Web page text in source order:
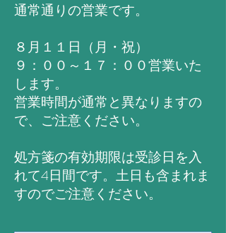
通常通りの営業です。
８月１１日（月・祝）
９：００～１７：００営業いた
します。
営業時間が通常と異なりますの
で、ご注意ください。
​処方箋の有効期限は受診日を入
れて4日間です。土日も含まれま
すのでご注意ください。